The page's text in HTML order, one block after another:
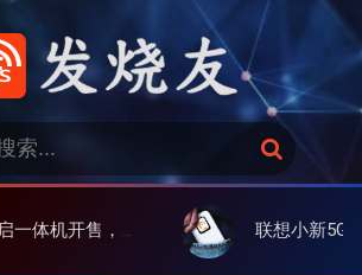
友
搜
索
独显 联想小新5G随身WIFI 上架预售，支持 WIFI 6、屏显、